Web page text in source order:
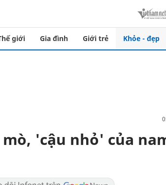
giới Gia đình Giới trẻ Khỏe - đẹp
'cậu nhỏ' của